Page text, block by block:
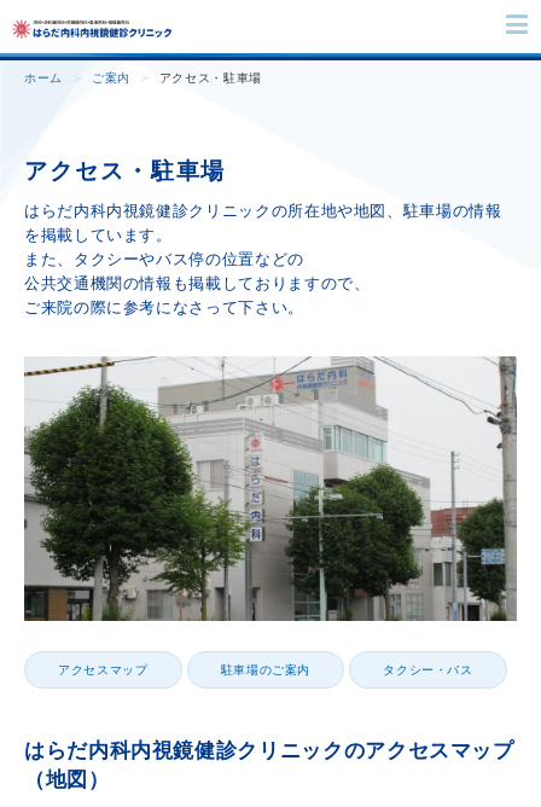
ホーム ご案内 アクセス・駐車場
アクセス・駐車場
はらだ内科内視鏡健診クリニックの所在地や地図、駐車場の情報
を掲載しています。
また、タクシーやバス停の位置などの
公共交通機関の情報も掲載しておりますので、
ご来院の際に参考になさって下さい。
アクセスマップ 駐車場のご案内 タクシー・バス
はらだ内科内視鏡健診クリニックのアクセスマップ
（地図）